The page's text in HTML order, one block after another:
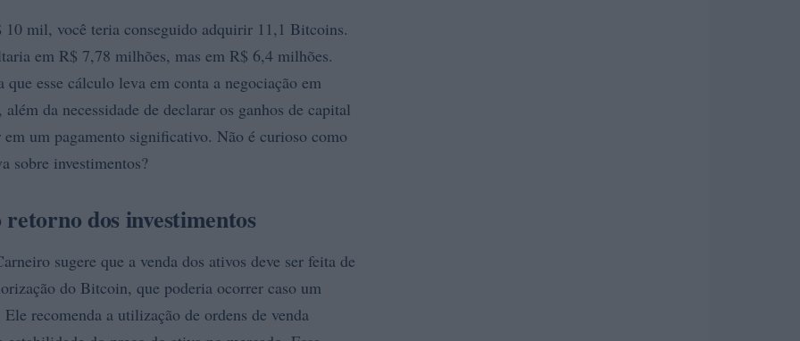
mil, você teria conseguido adquirir 11,1 Bitcoins.
em R$ 7,78 milhões, mas em R$ 6,4 milhões.
esse cálculo leva em conta a negociação em
além da necessidade de declarar os ganhos de capital
um pagamento significativo. Não é curioso como
sobre investimentos?
dos investimentos
sugere que a venda dos ativos deve ser feita de
do Bitcoin, que poderia ocorrer caso um
recomenda a utilização de ordens de venda